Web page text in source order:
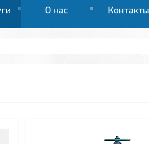
О нас Контакты